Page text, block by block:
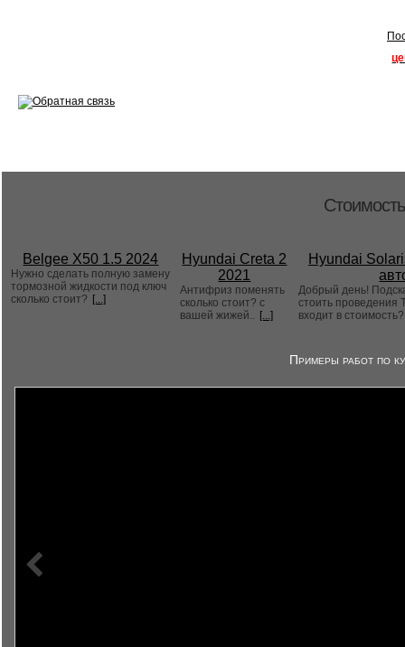
Belgee X50 1.5 2024
Нужно сделать полную замену
тормозной жидкости под ключ
сколько стоит? [...]
Hyundai Creta 2
2021
Антифриз поменять
сколько стоит? с
вашей жижей.. [...]
Hyundai
Добрый день!
стоить проведения
входит в
Примеры работ по